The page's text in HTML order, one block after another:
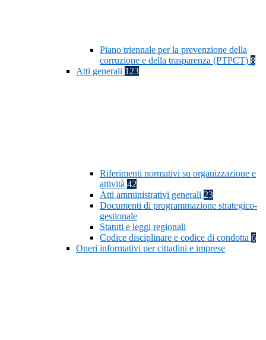
Piano triennale per la prevenzione della
corruzione e della trasparenza (PTPCT) 8
Atti generali 123
Riferimenti normativi su organizzazione e
attività 42
Atti amministrativi generali 23
Documenti di programmazione strategico-
gestionale
Statuti e leggi regionali
Codice disciplinare e codice di condotta 6
Oneri informativi per cittadini e imprese